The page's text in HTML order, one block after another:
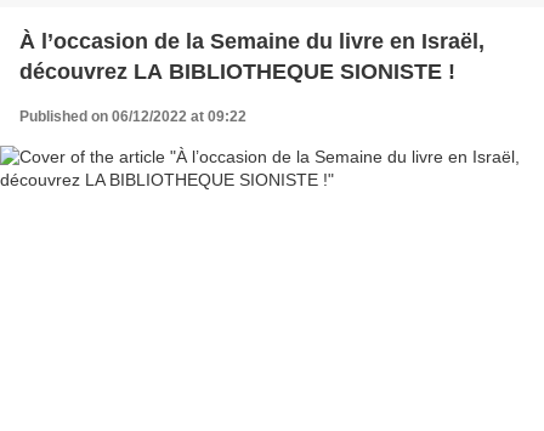
À l’occasion de la Semaine du livre en Israël,
découvrez LA BIBLIOTHEQUE SIONISTE !
Published on 06/12/2022 at 09:22